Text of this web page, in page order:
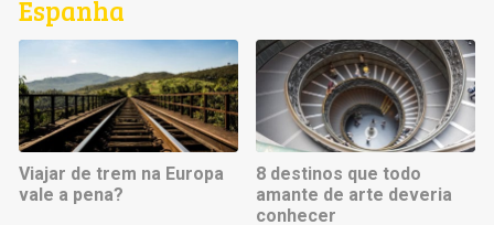
Espanha
Viajar de trem na Europa
vale a pena?
8 destinos que todo
amante de arte deveria
conhecer